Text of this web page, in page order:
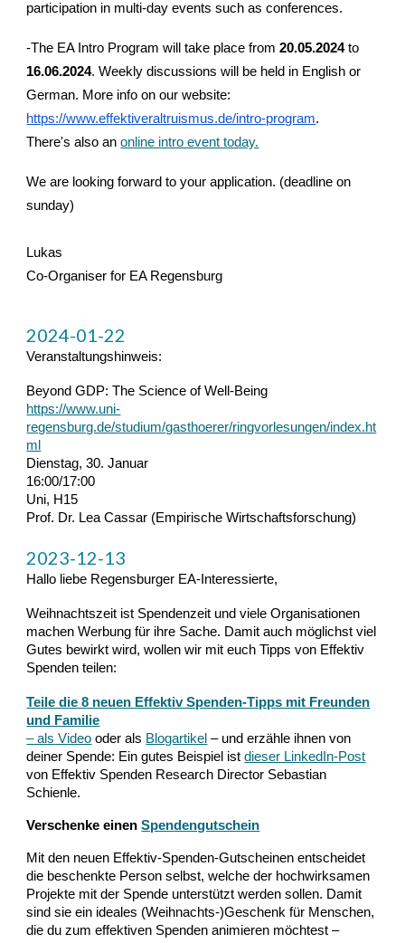
participation in multi-day events such as conferences.
-The EA Intro Program will take place from20.05.2024to
16.06.2024. Weekly discussions will be held in English or
German. More info on our website:
https://www.effektiveraltruismus.de/intro-program.
There's also an online intro event today.
We are looking forward to your application. (deadline on
sunday)
Lukas
Co-Organiser for EA Regensburg
2024-01-22
Veranstaltungshinweis:
Beyond GDP: The Science of Well-Being
https://www.uni-
regensburg.de/studium/gasthoerer/ringvorlesungen/index.ht
ml
Dienstag, 30. Januar
16:00/17:00
Uni, H15
Prof. Dr. Lea Cassar (Empirische Wirtschaftsforschung)
2023-12-13
Hallo liebe Regensburger EA-Interessierte,
Weihnachtszeit ist Spendenzeit und viele Organisationen
machen Werbung für ihre Sache. Damit auch möglichst viel
Gutes bewirkt wird, wollen wir mit euch Tipps von Effektiv
Spenden teilen:
Teile die 8 neuen Effektiv Spenden-Tipps mit Freunden
und Familie
– als Video oder als Blogartikel – und erzähle ihnen von
deiner Spende: Ein gutes Beispiel ist dieser LinkedIn-Post
von Effektiv Spenden Research Director Sebastian
Schienle.
Verschenke einen Spendengutschein
Mit den neuen Effektiv-Spenden-Gutscheinen entscheidet
die beschenkte Person selbst, welche der hochwirksamen
Projekte mit der Spende unterstützt werden sollen. Damit
sind sie ein ideales (Weihnachts-)Geschenk für Menschen,
die du zum effektiven Spenden animieren möchtest –